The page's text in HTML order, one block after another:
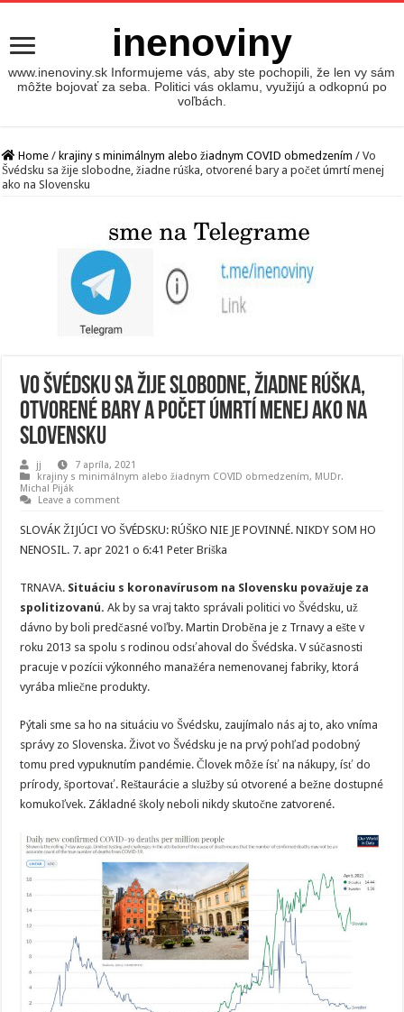
inenoviny
www.inenoviny.sk Informujeme vás, aby ste pochopili, že len vy sám
môžte bojovať za seba. Politici vás oklamu, využijú a odkopnú po
voľbách.
Home / krajiny s minimálnym alebo žiadnym COVID obmedzením / Vo
Švédsku sa žije slobodne, žiadne rúška, otvorené bary a počet úmrtí menej
ako na Slovensku
Vo Švédsku sa žije slobodne, žiadne rúška,
otvorené bary a počet úmrtí menej ako na
Slovensku
jj
7 apríla, 2021
krajiny s minimálnym alebo žiadnym COVID obmedzením, MUDr.
Michal Piják
Leave a comment
SLOVÁK ŽIJÚCI VO ŠVÉDSKU: RÚŠKO NIE JE POVINNÉ. NIKDY SOM HO
NENOSIL. 7. apr 2021 o 6:41 Peter Briška
TRNAVA. Situáciu s koronavírusom na Slovensku považuje za
spolitizovanú.Ak by sa vraj takto správali politici vo Švédsku, už
dávno by boli predčasné voľby. Martin Droběna je z Trnavy a ešte v
roku 2013 sa spolu s rodinou odsťahoval do Švédska. V súčasnosti
pracuje v pozícii výkonného manažéra nemenovanej fabriky, ktorá
vyrába mliečne produkty.
Pýtali sme sa ho na situáciu vo Švédsku, zaujímalo nás aj to, ako vníma
správy zo Slovenska. Život vo Švédsku je na prvý pohľad podobný
tomu pred vypuknutím pandémie. Človek môže ísť na nákupy, ísť do
prírody, športovať. Reštaurácie a služby sú otvorené a bežne dostupné
komukoľvek. Základné školy neboli nikdy skutočne zatvorené.